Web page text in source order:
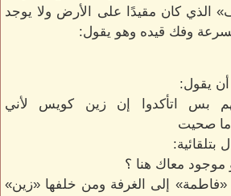
الذي كان مقيدًا على الأرض ولا يوجد
بسرعة وفك قيده وهو يقول:
أن يقول:
بس اتأكدوا إن زين كويس لأني
صحيت
موجود معاك هنا ؟
إلى الغرفة ومن خلفها «زين»